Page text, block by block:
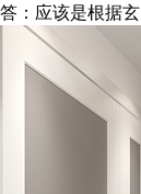
答：应该是根据